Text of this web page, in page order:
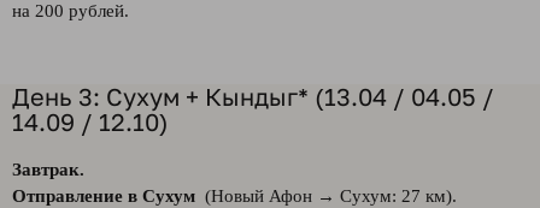
на 200 рублей.
День 3: Сухум + Кындыг* (13.04 / 04.05 /
14.09 / 12.10)
Завтрак.
Отправление в Сухум (Новый Афон → Сухум: 27 км).